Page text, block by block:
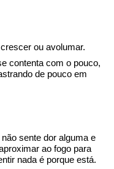
ou avolumar.
contenta com o pouco,
de pouco em
sente dor alguma e
ao fogo para
nada é porque está.